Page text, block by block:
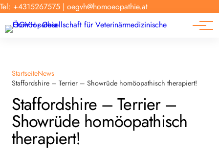
Tel: +4315267575 | oegvh@homoeopathie.at
Tierarzt-Suche
Forschung
News
StartseiteNews
Staffordshire – Terrier – Showrüde homöopathisch therapiert!
Staffordshire – Terrier –
Showrüde homöopathisch
therapiert!